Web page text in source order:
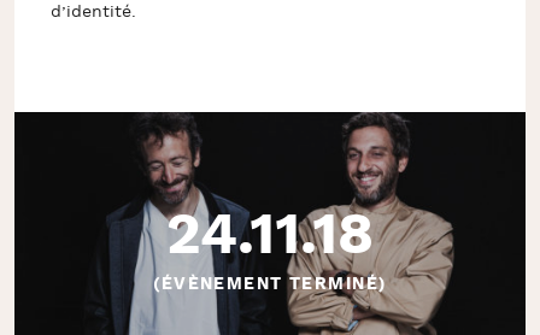
d’identité.
24.11.18
(ÉVÈNEMENT TERMINÉ)